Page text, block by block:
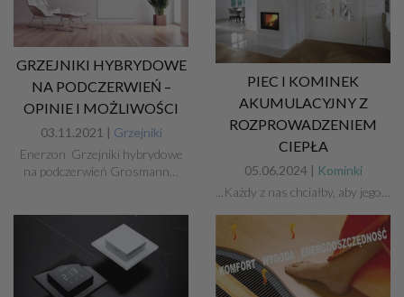
GRZEJNIKI HYBRYDOWE
NA PODCZERWIEŃ –
OPINIE I MOŻLIWOŚCI
03.11.2021 | Grzejniki
Enerzon Grzejniki hybrydowe
na podczerwień Grosmann…
PIEC I KOMINEK
AKUMULACYJNY Z
ROZPROWADZENIEM
CIEPŁA
05.06.2024 | Kominki
...Każdy z nas chciałby, aby jego…